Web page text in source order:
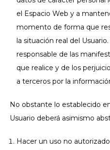
el Espacio Web y a
momento de forma que
la situación real del
responsable de las
que realice y de los
a terceros por la
No obstante lo establecido
Usuario deberá asimismo
Hacer un uso no